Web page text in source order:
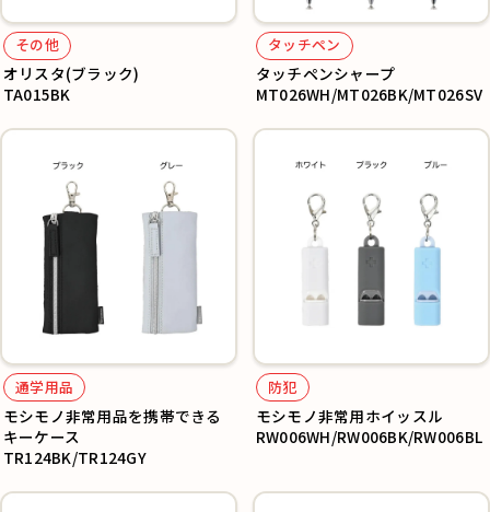
その他
オリスタ(ブラック)
TA015BK
タッチペン
タッチペンシャープ
MT026WH/MT026BK/MT026SV
通学用品
モシモノ非常用品を携帯できる
キーケース
TR124BK/TR124GY
防犯
モシモノ非常用ホイッスル
RW006WH/RW006BK/RW006BL